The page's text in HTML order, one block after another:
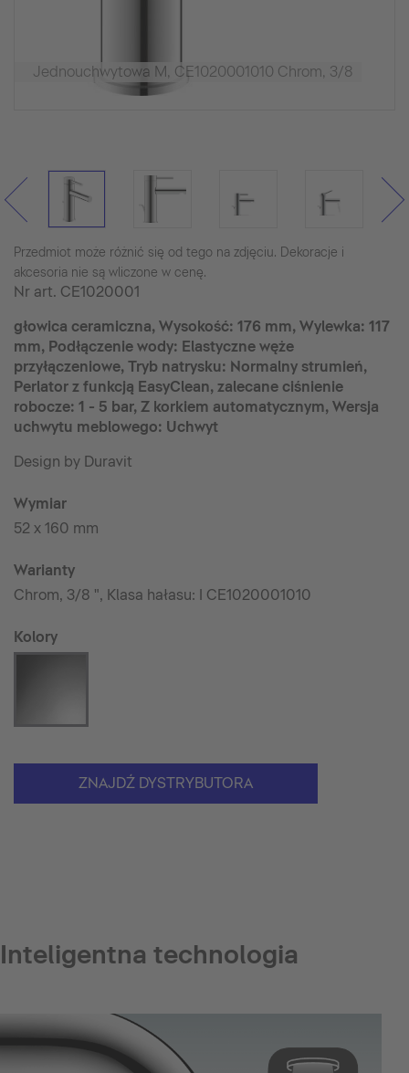
Jednouchwytowa M, CE1020001010 Chrom, 3/8
Przedmiot może różnić się od tego na zdjęciu. Dekoracje i
akcesoria nie są wliczone w cenę.
Nr art. CE1020001
głowica ceramiczna, Wysokość: 176 mm, Wylewka: 117
mm, Podłączenie wody: Elastyczne węże
przyłączeniowe, Tryb natrysku: Normalny strumień,
Perlator z funkcją EasyClean, zalecane ciśnienie
robocze: 1 - 5 bar, Z korkiem automatycznym, Wersja
uchwytu meblowego: Uchwyt
Design by Duravit
Wymiar
52 x 160 mm
Warianty
Chrom, 3/8 ", Klasa hałasu: I CE1020001010
Kolory
ZNAJDŹ DYSTRYBUTORA
Inteligentna technologia